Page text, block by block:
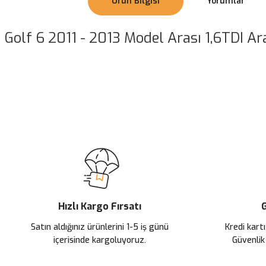
Golf 6 2011 - 2013 Model Arası 1,6TDI
Ürün açıklamasında eksik bilgiler bulunuyor.
Ürün bilgilerinde hatalar bulunuyor.
Ürün fiyatı diğer sitelerden daha pahalı.
Bu ürüne benzer farklı alternatifler olmalı.
Hızlı Kargo Fırsatı
Satın aldığınız ürünlerini 1-5 iş günü
içerisinde kargoluyoruz.
Kredi